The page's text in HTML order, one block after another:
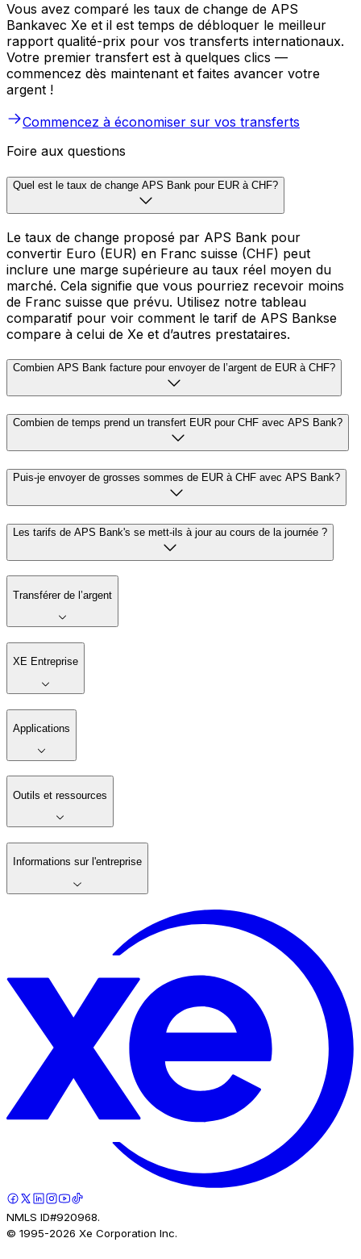
Vous avez comparé les taux de change de APS
Bankavec Xe et il est temps de débloquer le meilleur
rapport qualité-prix pour vos transferts internationaux.
Votre premier transfert est à quelques clics —
commencez dès maintenant et faites avancer votre
argent !
Commencez à économiser sur vos transferts
Foire aux questions
Quel est le taux de change APS Bank pour EUR à CHF?
Le taux de change proposé par APS Bank pour
convertir Euro (EUR) en Franc suisse (CHF) peut
inclure une marge supérieure au taux réel moyen du
marché. Cela signifie que vous pourriez recevoir moins
de Franc suisse que prévu. Utilisez notre tableau
comparatif pour voir comment le tarif de APS Bankse
compare à celui de Xe et d’autres prestataires.
Combien APS Bank facture pour envoyer de l’argent de EUR à CHF?
Combien de temps prend un transfert EUR pour CHF avec APS Bank?
Puis-je envoyer de grosses sommes de EUR à CHF avec APS Bank?
Les tarifs de APS Bank's se mett-ils à jour au cours de la journée ?
Transférer de l’argent
XE Entreprise
Applications
Outils et ressources
Informations sur l'entreprise
NMLS ID#920968.
© 1995-2026 Xe Corporation Inc.